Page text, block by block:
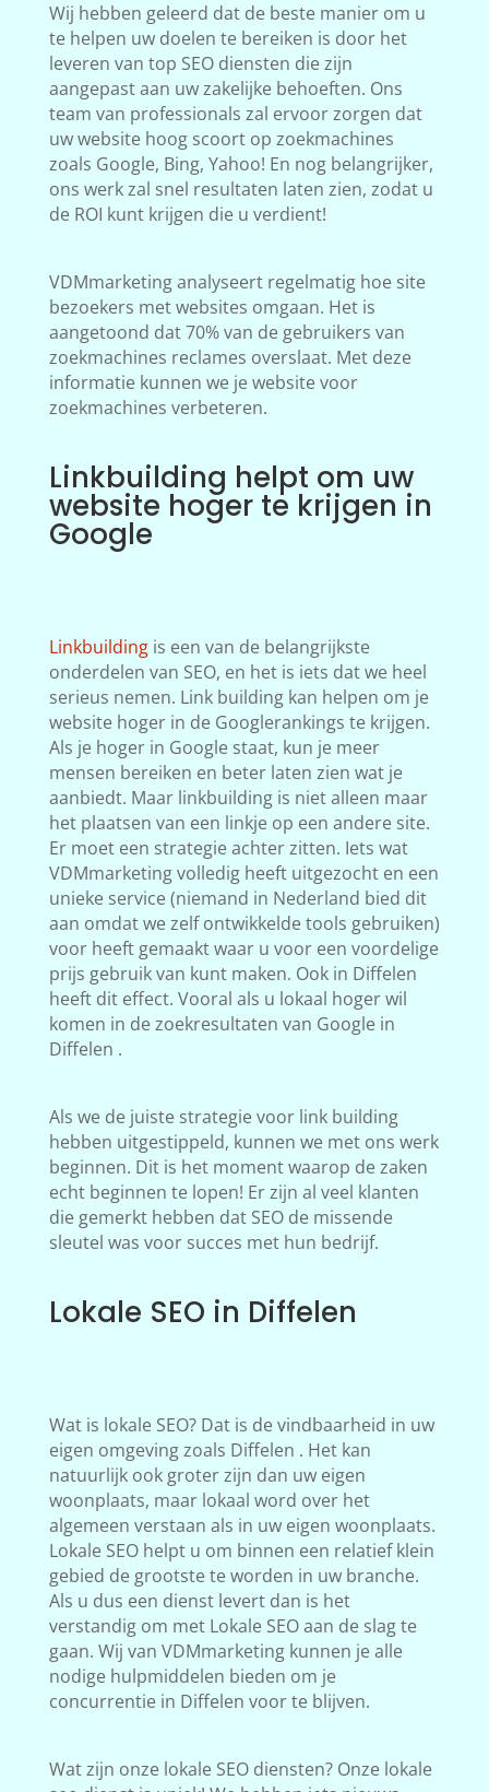
Wij hebben geleerd dat de beste manier om u
te helpen uw doelen te bereiken is door het
leveren van top SEO diensten die zijn
aangepast aan uw zakelijke behoeften. Ons
team van professionals zal ervoor zorgen dat
uw website hoog scoort op zoekmachines
zoals Google, Bing, Yahoo! En nog belangrijker,
ons werk zal snel resultaten laten zien, zodat u
de ROI kunt krijgen die u verdient!
VDMmarketing analyseert regelmatig hoe site
bezoekers met websites omgaan. Het is
aangetoond dat 70% van de gebruikers van
zoekmachines reclames overslaat. Met deze
informatie kunnen we je website voor
zoekmachines verbeteren.
Linkbuilding helpt om uw
website hoger te krijgen in
Google
Linkbuildingis een van de belangrijkste
onderdelen van SEO, en het is iets dat we heel
serieus nemen. Link building kan helpen om je
website hoger in de Googlerankings te krijgen.
Als je hoger in Google staat, kun je meer
mensen bereiken en beter laten zien wat je
aanbiedt. Maar linkbuilding is niet alleen maar
het plaatsen van een linkje op een andere site.
Er moet een strategie achter zitten. Iets wat
VDMmarketing volledig heeft uitgezocht en een
unieke service (niemand in Nederland bied dit
aan omdat we zelf ontwikkelde tools gebruiken)
voor heeft gemaakt waar u voor een voordelige
prijs gebruik van kunt maken. Ook in Diffelen
heeft dit effect. Vooral als u lokaal hoger wil
komen in de zoekresultaten van Google in
Diffelen .
Als we de juiste strategie voor link building
hebben uitgestippeld, kunnen we met ons werk
beginnen. Dit is het moment waarop de zaken
echt beginnen te lopen! Er zijn al veel klanten
die gemerkt hebben dat SEO de missende
sleutel was voor succes met hun bedrijf.
Lokale SEO in Diffelen
Wat is lokale SEO? Dat is de vindbaarheid in uw
eigen omgeving zoals Diffelen . Het kan
natuurlijk ook groter zijn dan uw eigen
woonplaats, maar lokaal word over het
algemeen verstaan als in uw eigen woonplaats.
Lokale SEO helpt u om binnen een relatief klein
gebied de grootste te worden in uw branche.
Als u dus een dienst levert dan is het
verstandig om met Lokale SEO aan de slag te
gaan. Wij van VDMmarketing kunnen je alle
nodige hulpmiddelen bieden om je
concurrentie in Diffelen voor te blijven.
Wat zijn onze lokale SEO diensten? Onze lokale